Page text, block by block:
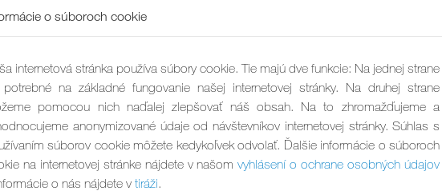
Čistiaci prostriedok na
budovy
Bez kompromisov
o súboroch cookie
internetová stránka používa súbory cookie. Tie majú dve funkcie: Na jednej strane
na základné fungovanie našej internetovej stránky. Na druhej strane
pomocou nich naďalej zlepšovať náš obsah. Na to zhromažďujeme a
anonymizované údaje od návštevníkov internetovej stránky. Súhlas s
súborov cookie môžete kedykoľvek odvolať. Ďalšie informácie o súboroch
na internetovej stránke nájdete v našomvyhlásení o ochrane osobných údajov
o nás nájdete v tiráži.